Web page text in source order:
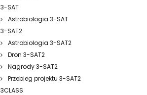
3-SAT
Astrobiologia 3-SAT
3-SAT2
Astrobiologia 3-SAT2
Dron 3-SAT2
Nagrody 3-SAT2
Przebieg projektu 3-SAT2
3CLASS